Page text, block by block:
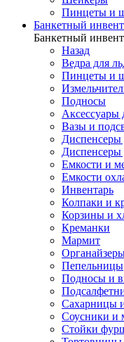
Пинцеты и
Банкетный
Банкетный
Назад
Ведра для
Пинцеты и
Подносы
Аксессуары
Вазы и
Диспенсеры
Диспенсеры
Емкости и
Емкости
Инвентарь
Колпаки и
Корзины и
Креманки
Мармит
Пепельницы
Подносы и
Сахарницы
Соусники и
Стойки